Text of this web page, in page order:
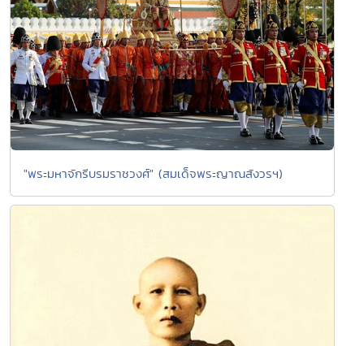
"พระมหาจักรีบรมราชวงศ์" (สมเด็จพระญาณสังวรฯ)